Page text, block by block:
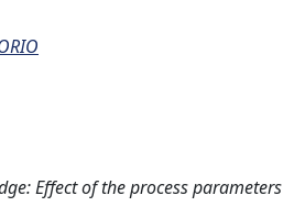
Effect of the process parameters